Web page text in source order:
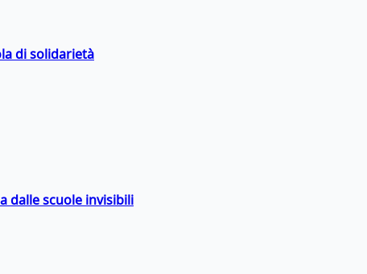
di solidarietà
dalle scuole invisibili